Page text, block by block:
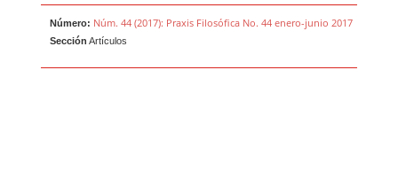
Número: Núm. 44 (2017): Praxis Filosófica No. 44 enero-junio 2017
Sección Artículos